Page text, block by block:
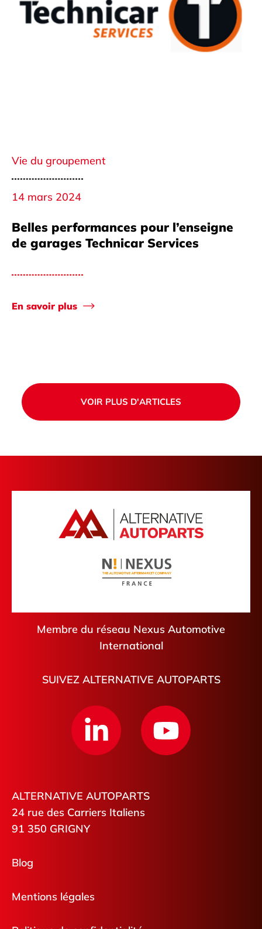
Vie du groupement
14 mars 2024
Belles performances pour l’enseigne
de garages Technicar Services
En savoir plus
VOIR PLUS D'ARTICLES
Membre du réseau Nexus Automotive
International
SUIVEZ ALTERNATIVE AUTOPARTS
ALTERNATIVE AUTOPARTS
24 rue des Carriers Italiens
91 350 GRIGNY
Blog
Mentions légales